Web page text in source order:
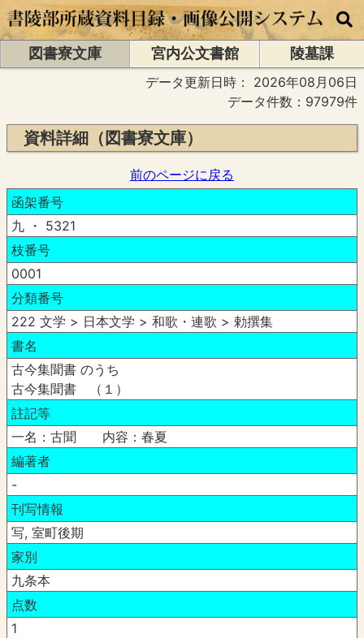
図書寮文庫 宮内公文書館
陵墓課
データ更新日時： 2026年08月06日
データ件数：97979件
資料詳細（図書寮文庫）
前のページに戻る
函架番号
九 ・ 5321
枝番号
0001
分類番号
222 文学 > 日本文学 > 和歌・連歌 > 勅撰集
書名
古今集聞書 のうち
古今集聞書 （１）
註記等
一名：古聞 内容：春夏
編著者
-
刊写情報
写, 室町後期
家別
九条本
点数
1